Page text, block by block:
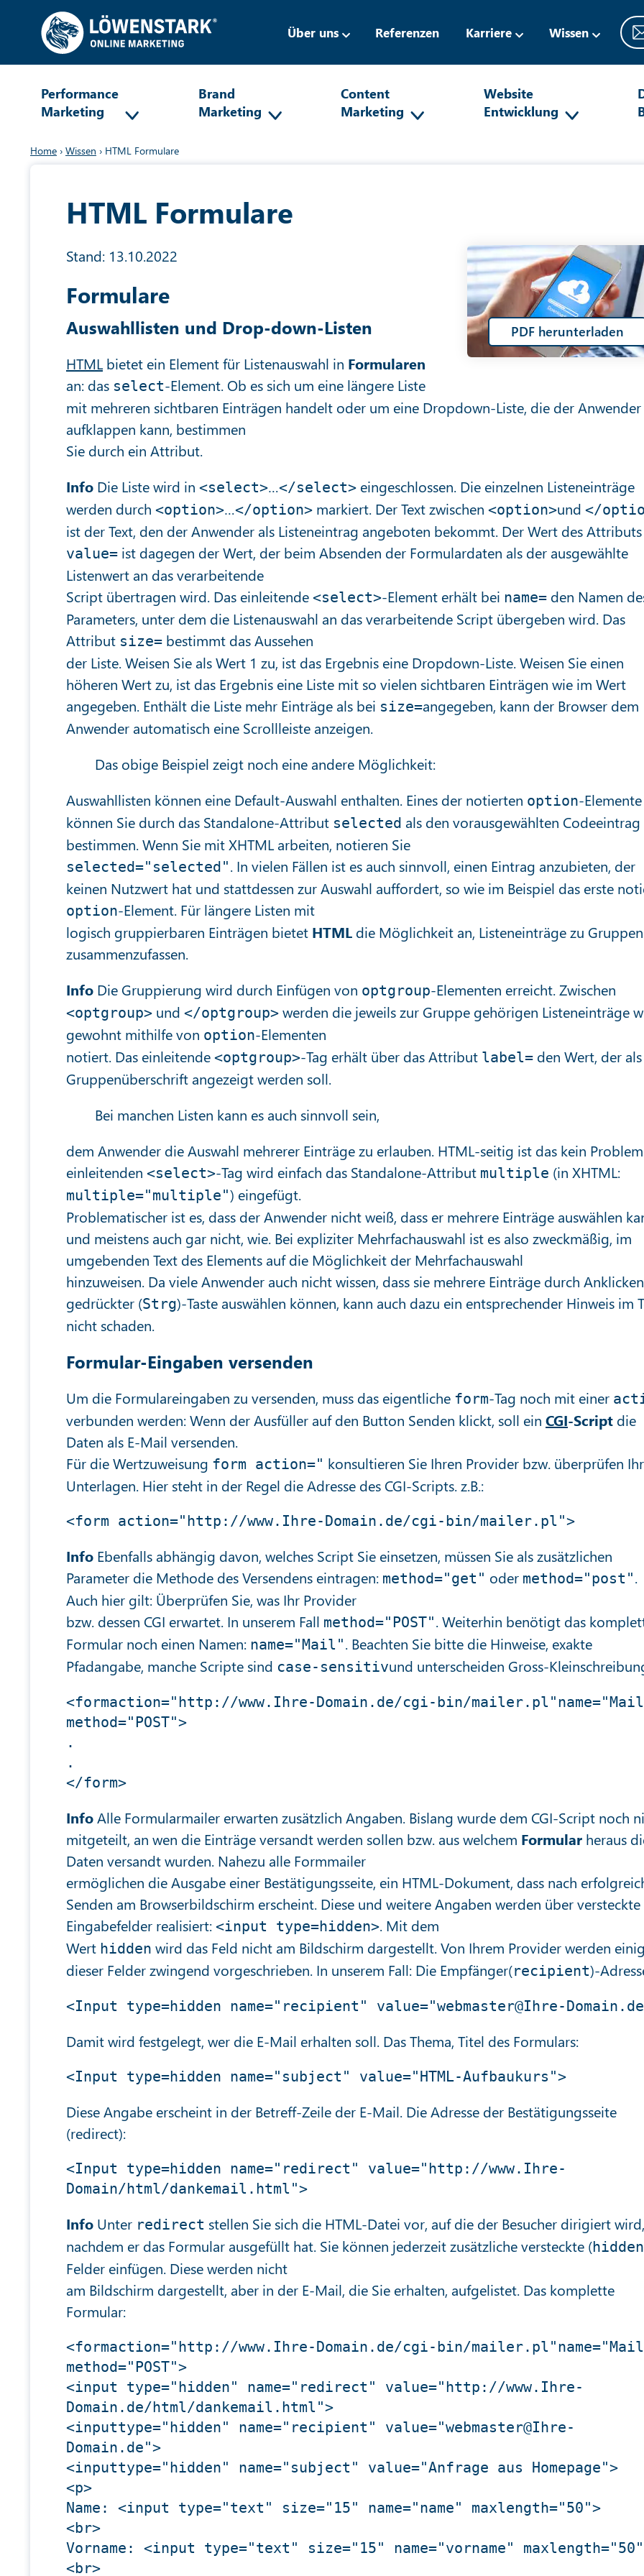
Über uns Referenzen Karriere Wissen
Performance
Marketing
Brand
Marketing
Content
Marketing
Website
Entwicklung
Home › Wissen › HTML Formulare
HTML Formulare
PDF herunterladen
Stand: 13.10.2022
Formulare
Auswahllisten und Drop-down-Listen
HTML bietet ein Element für Listenauswahl in Formularen
an: das select-Element. Ob es sich um eine längere Liste
mit mehreren sichtbaren Einträgen handelt oder um eine Dropdown-Liste, die der Anwender
aufklappen kann, bestimmen
Sie durch ein Attribut.
Info Die Liste wird in <select>…</select> eingeschlossen. Die einzelnen Listeneinträge
werden durch <option>…</option> markiert. Der Text zwischen <option>und </
ist der Text, den der Anwender als Listeneintrag angeboten bekommt. Der Wert des Attributs
value= ist dagegen der Wert, der beim Absenden der Formulardaten als der ausgewählte
Listenwert an das verarbeitende
Script übertragen wird. Das einleitende <select>-Element erhält bei name= den Namen
Parameters, unter dem die Listenauswahl an das verarbeitende Script übergeben wird. Das
Attribut size= bestimmt das Aussehen
der Liste. Weisen Sie als Wert 1 zu, ist das Ergebnis eine Dropdown-Liste. Weisen Sie einen
höheren Wert zu, ist das Ergebnis eine Liste mit so vielen sichtbaren Einträgen wie im Wert
angegeben. Enthält die Liste mehr Einträge als bei size=angegeben, kann der Browser dem
Anwender automatisch eine Scrollleiste anzeigen.
Das obige Beispiel zeigt noch eine andere Möglichkeit:
Auswahllisten können eine Default-Auswahl enthalten. Eines der notierten option-Elemente
können Sie durch das Standalone-Attribut selected als den vorausgewählten Codeeintrag
bestimmen. Wenn Sie mit XHTML arbeiten, notieren Sie
selected="selected". In vielen Fällen ist es auch sinnvoll, einen Eintrag anzubieten, der
keinen Nutzwert hat und stattdessen zur Auswahl auffordert, so wie im Beispiel das erste
option-Element. Für längere Listen mit
logisch gruppierbaren Einträgen bietet HTML die Möglichkeit an, Listeneinträge zu Gruppen
zusammenzufassen.
Info Die Gruppierung wird durch Einfügen von optgroup-Elementen erreicht. Zwischen
<optgroup> und </optgroup> werden die jeweils zur Gruppe gehörigen Listeneinträge
gewohnt mithilfe von option-Elementen
notiert. Das einleitende <optgroup>-Tag erhält über das Attribut label= den Wert, der als
Gruppenüberschrift angezeigt werden soll.
Bei manchen Listen kann es auch sinnvoll sein,
dem Anwender die Auswahl mehrerer Einträge zu erlauben. HTML-seitig ist das kein
einleitenden <select>-Tag wird einfach das Standalone-Attribut multiple (in XHTML:
multiple="multiple") eingefügt.
Problematischer ist es, dass der Anwender nicht weiß, dass er mehrere Einträge auswählen
und meistens auch gar nicht, wie. Bei expliziter Mehrfachauswahl ist es also zweckmäßig, im
umgebenden Text des Elements auf die Möglichkeit der Mehrfachauswahl
hinzuweisen. Da viele Anwender auch nicht wissen, dass sie mehrere Einträge durch
gedrückter (Strg)-Taste auswählen können, kann auch dazu ein entsprechender Hinweis im
nicht schaden.
Formular-Eingaben versenden
Um die Formulareingaben zu versenden, muss das eigentliche form-Tag noch mit einer
verbunden werden: Wenn der Ausfüller auf den Button Senden klickt, soll ein CGI-Script die
Daten als E-Mail versenden.
Für die Wertzuweisung form action=" konsultieren Sie Ihren Provider bzw. überprüfen
Unterlagen. Hier steht in der Regel die Adresse des CGI-Scripts. z.B.:
Info Ebenfalls abhängig davon, welches Script Sie einsetzen, müssen Sie als zusätzlichen
Parameter die Methode des Versendens eintragen: method="get" oder method="post".
Auch hier gilt: Überprüfen Sie, was Ihr Provider
bzw. dessen CGI erwartet. In unserem Fall method="POST". Weiterhin benötigt das
Formular noch einen Namen: name="Mail". Beachten Sie bitte die Hinweise, exakte
Pfadangabe, manche Scripte sind case-sensitivund unterscheiden Gross-
<formaction="http://www.Ihre-Domain.de/cgi-bin/
method="POST">
.
.
InfoAlle Formularmailer erwarten zusätzlich Angaben. Bislang wurde dem CGI-Script noch
mitgeteilt, an wen die Einträge versandt werden sollen bzw. aus welchem Formular heraus
Daten versandt wurden. Nahezu alle Formmailer
ermöglichen die Ausgabe einer Bestätigungsseite, ein HTML-Dokument, dass nach
Senden am Browserbildschirm erscheint. Diese und weitere Angaben werden über versteckte
Eingabefelder realisiert: <input type=hidden>. Mit dem
Wert hidden wird das Feld nicht am Bildschirm dargestellt. Von Ihrem Provider werden
dieser Felder zwingend vorgeschrieben. In unserem Fall: Die Empfänger(recipient)-
Damit wird festgelegt, wer die E-Mail erhalten soll. Das Thema, Titel des Formulars:
Diese Angabe erscheint in der Betreff-Zeile der E-Mail. Die Adresse der Bestätigungsseite
(redirect):
<Input type=hidden name="redirect" value="http://www.Ihre-
Info Unter redirect stellen Sie sich die HTML-Datei vor, auf die der Besucher dirigiert wird,
nachdem er das Formular ausgefüllt hat. Sie können jederzeit zusätzliche versteckte (hidden
Felder einfügen. Diese werden nicht
am Bildschirm dargestellt, aber in der E-Mail, die Sie erhalten, aufgelistet. Das komplette
Formular:
<formaction="http://www.Ihre-Domain.de/cgi-bin/
method="POST">
<input type="hidden" name="redirect" value="http://www.Ihre-
Domain.de/html/dankemail.html">
<inputtype="hidden" name="recipient" value="webmaster@Ihre-
Domain.de">
<inputtype="hidden" name="subject" value="Anfrage aus Homepage">
<p>
Name: <input type="text" size="15" name="name" maxlength="50">
<br>
Vorname: <input type="text" size="15" name="vorname"
<br>